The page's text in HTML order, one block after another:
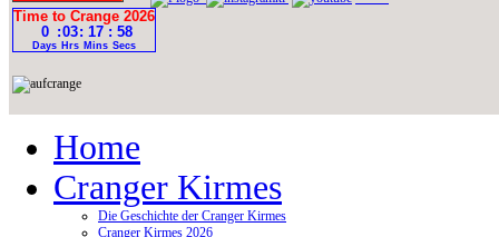
Home
Cranger Kirmes
Die Geschichte der Cranger Kirmes
Cranger Kirmes 2026